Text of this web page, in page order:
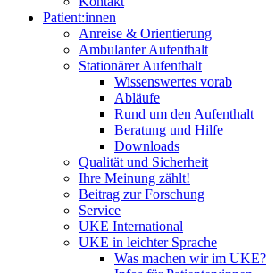
Patient:innen
Anreise & Orientierung
Ambulanter Aufenthalt
Stationärer Aufenthalt
Wissenswertes vorab
Abläufe
Rund um den Aufenthalt
Beratung und Hilfe
Downloads
Qualität und Sicherheit
Ihre Meinung zählt!
Beitrag zur Forschung
Service
UKE International
UKE in leichter Sprache
Was machen wir im UKE?